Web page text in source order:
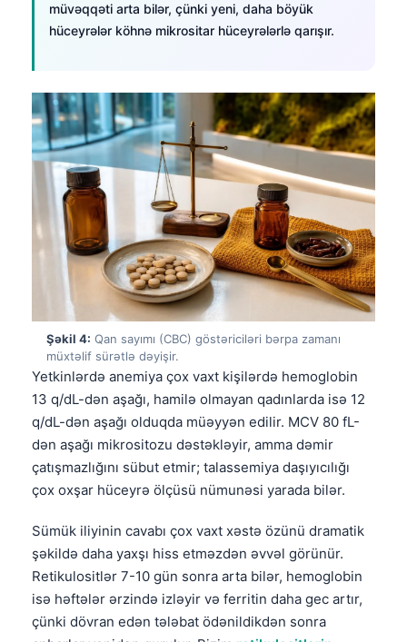
müvəqqəti arta bilər, çünki yeni, daha böyük
hüceyrələr köhnə mikrositar hüceyrələrlə qarışır.
Şəkil 4: Qan sayımı (CBC) göstəriciləri bərpa zamanı
müxtəlif sürətlə dəyişir.
Yetkinlərdə anemiya çox vaxt kişilərdə hemoglobin
13 q/dL-dən aşağı, hamilə olmayan qadınlarda isə 12
q/dL-dən aşağı olduqda müəyyən edilir. MCV 80 fL-
dən aşağı mikrositozu dəstəkləyir, amma dəmir
çatışmazlığını sübut etmir; talassemiya daşıyıcılığı
çox oxşar hüceyrə ölçüsü nümunəsi yarada bilər.
Sümük iliyinin cavabı çox vaxt xəstə özünü dramatik
şəkildə daha yaxşı hiss etməzdən əvvəl görünür.
Retikulositlər 7-10 gün sonra arta bilər, hemoglobin
isə həftələr ərzində izləyir və ferritin daha gec artır,
çünki dövran edən tələbat ödənildikdən sonra